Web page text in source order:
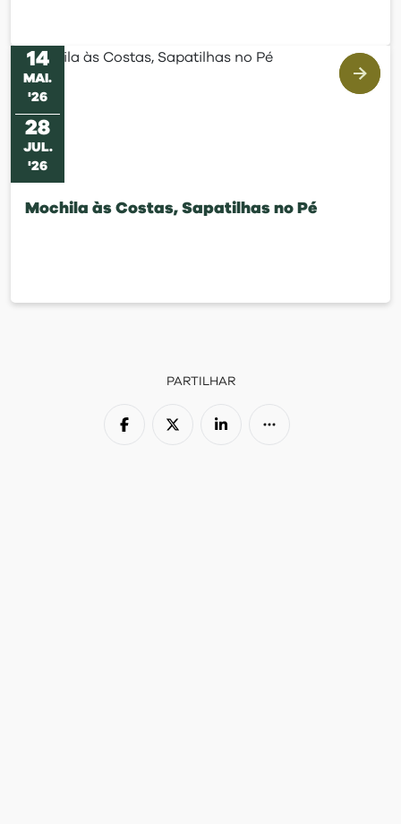
14
MAI .
'26
28
JUL.
'26
Mochila às Costas, Sapatilhas no Pé
PARTILHAR